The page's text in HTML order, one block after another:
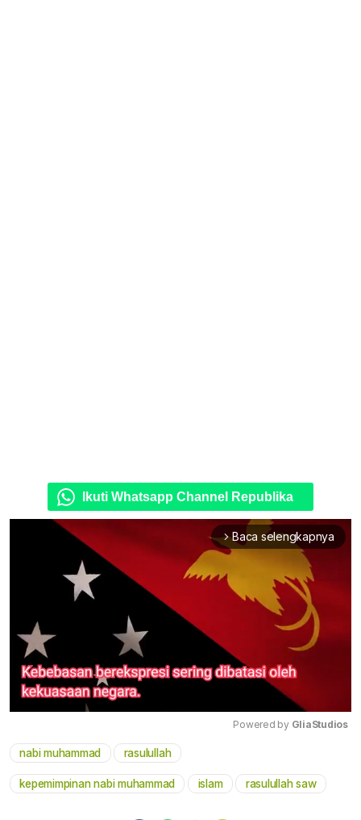
Ikuti Whatsapp Channel Republika
arrow_forward_ios Baca selengkapnya
Powered by GliaStudios
nabi muhammad rasulullah
kepemimpinan nabi muhammad islam rasulullah saw